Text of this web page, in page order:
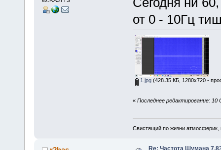
от 0 - 10Гц
1.jpg(428.35 КБ, 1280x720 -
« Последнее редактирование: 10
Свистящий по жизни
Re: Частота Шумана